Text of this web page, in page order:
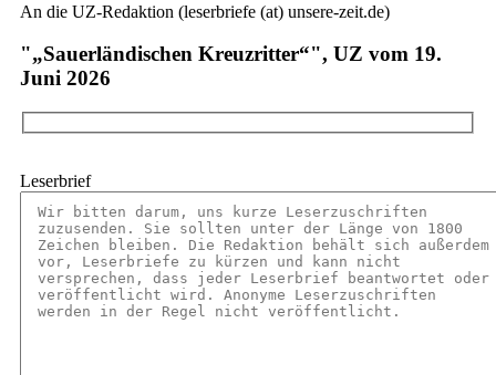
An die UZ-Redaktion (leserbriefe (at) unsere-zeit.de)
"„Sauerländischen Kreuzritter“", UZ vom 19.
Juni 2026
Leserbrief